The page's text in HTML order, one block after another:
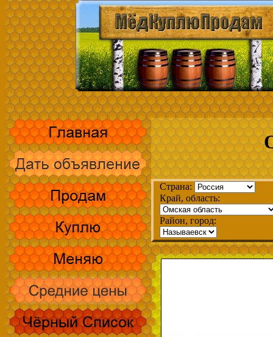
Страна:
Край, область:
Район, город: